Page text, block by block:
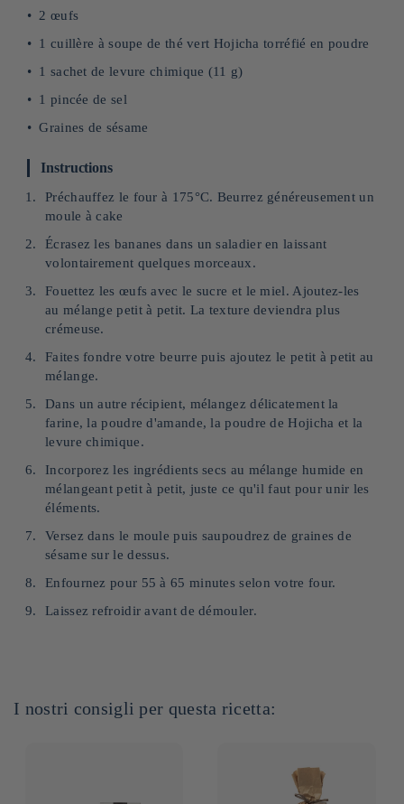
2 œufs
1 cuillère à soupe de thé vert Hojicha torréfié en poudre
1 sachet de levure chimique (11 g)
1 pincée de sel
Graines de sésame
Instructions
Préchauffez le four à 175°C. Beurrez généreusement un
moule à cake
Écrasez les bananes dans un saladier en laissant
volontairement quelques morceaux.
Fouettez les œufs avec le sucre et le miel. Ajoutez-les
au mélange petit à petit. La texture deviendra plus
crémeuse.
Faites fondre votre beurre puis ajoutez le petit à petit au
mélange.
Dans un autre récipient, mélangez délicatement la
farine, la poudre d'amande, la poudre de Hojicha et la
levure chimique.
Incorporez les ingrédients secs au mélange humide en
mélangeant petit à petit, juste ce qu'il faut pour unir les
éléments.
Versez dans le moule puis saupoudrez de graines de
sésame sur le dessus.
Enfournez pour 55 à 65 minutes selon votre four.
Laissez refroidir avant de démouler.
I nostri consigli per questa ricetta: